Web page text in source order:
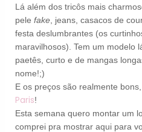
Lá além dos tricôs mais
pele fake, jeans, casacos de
festa deslumbrantes (os
maravilhosos). Tem um modelo
paetês, curto e de mangas
nome!;)
E os preços são realmente
Paris!
Esta semana quero montar um
comprei pra mostrar aqui para